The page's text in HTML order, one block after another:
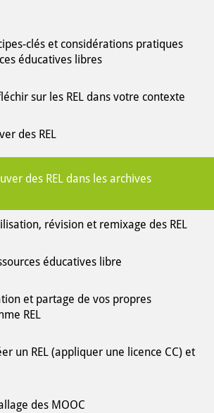
clés et considérations pratiques
éducatives libres
sur les REL dans votre contexte
des REL
des REL dans les archives
révision et remixage des REL
éducatives libre
et partage de vos propres
REL
un REL (appliquer une licence CC) et
des MOOC